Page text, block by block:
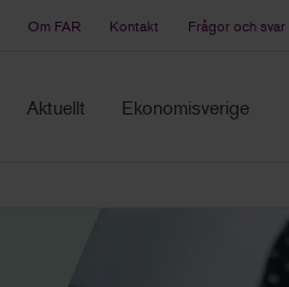
Om FAR Kontakt Frågor och svar
Aktuellt Ekonomisverige